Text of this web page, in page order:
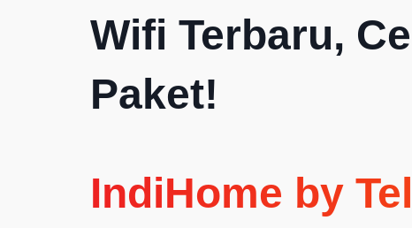
Wifi Terbaru,
Paket!
IndiHome by